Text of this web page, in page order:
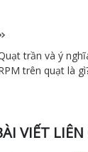
trần và ý
trên quạt là
VIẾT